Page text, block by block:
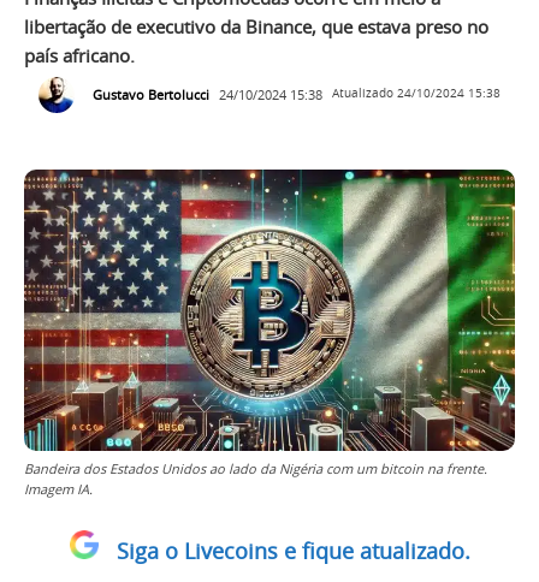
libertação de executivo da Binance, que estava preso no
país africano.
Gustavo Bertolucci 24/10/2024 15:38 Atualizado 24/10/2024 15:38
Bandeira dos Estados Unidos ao lado da Nigéria com um bitcoin na frente.
Imagem IA.
Siga o Livecoins e fique atualizado.